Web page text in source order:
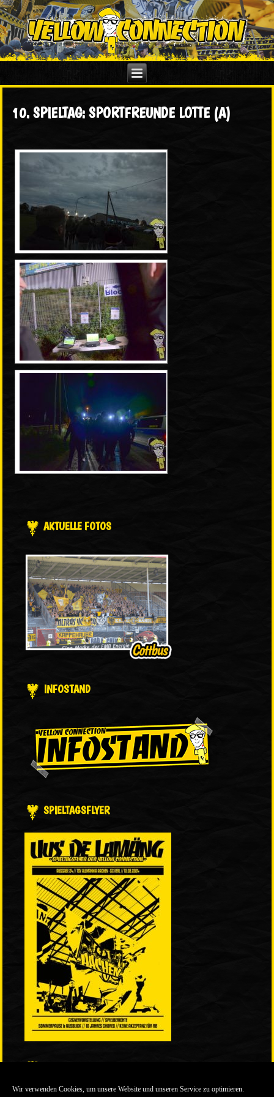
Wir verwenden Cookies, um unsere Website und unseren Service zu optimieren.
10. SPIELTAG: SPORTFREUNDE LOTTE (A)
AKTUELLE FOTOS
INFOSTAND
SPIELTAGSFLYER
ULTRABLOG DER YELLOW CONNECTION